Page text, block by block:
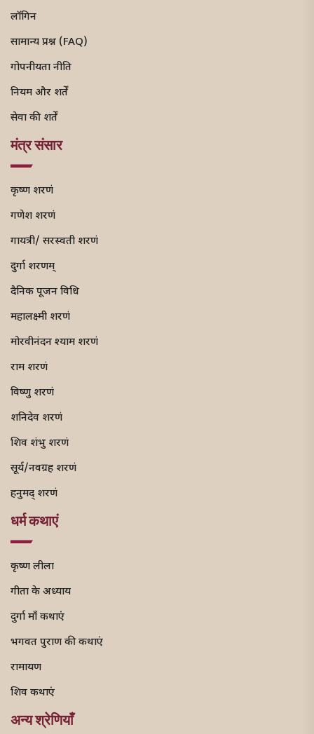
लॉगिन
सामान्य प्रश्न (FAQ)
गोपनीयता नीति
नियम और शर्तें
सेवा की शर्तें
मंत्र संसार
कृष्ण शरणं
गणेश शरणं
गायत्री/ सरस्वती शरणं
दुर्गा शरणम्
दैनिक पूजन विधि
महालक्ष्मी शरणं
मोरवीनंदन श्याम शरणं
राम शरणं
विष्णु शरणं
शनिदेव शरणं
शिव शंभु शरणं
सूर्य/नवग्रह शरणं
हनुमद् शरणं
धर्म कथाएं
कृष्ण लीला
गीता के अध्याय
दुर्गा माँ कथाएं
भगवत पुराण की कथाएं
रामायण
शिव कथाएं
अन्य श्रेणियाँ